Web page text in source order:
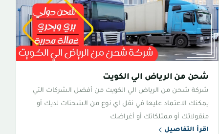
شحن من الرياض الي الكويت
شركة شحن من الرياض الي الكويت من أفضل الشركات التي
يمكنك الاعتماد عليها في نقل اي نوع من الشحنات لديك أو
منقولاتك أو ممتلكاتك أو أغراضك
اقرأ التفاصيل